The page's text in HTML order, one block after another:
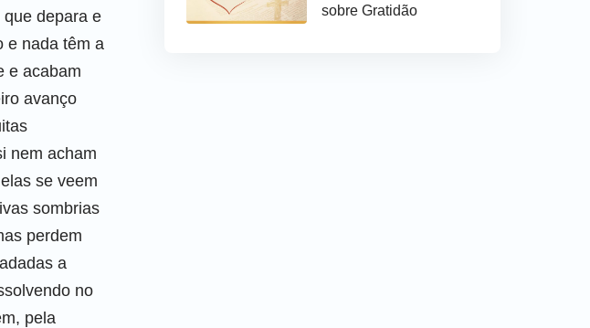
depara e
e nada têm a
e acabam
avanço
nem acham
se veem
sombrias
perdem
a
no
pela
sobre Gratidão